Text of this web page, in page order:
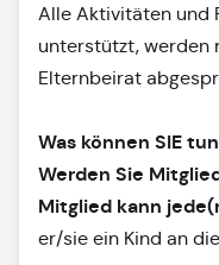
Alle Aktivitäten und
unterstützt, werden
Elternbeirat
Was können SIE
Werden Sie
Mitglied kann
er/sie ein Kind an